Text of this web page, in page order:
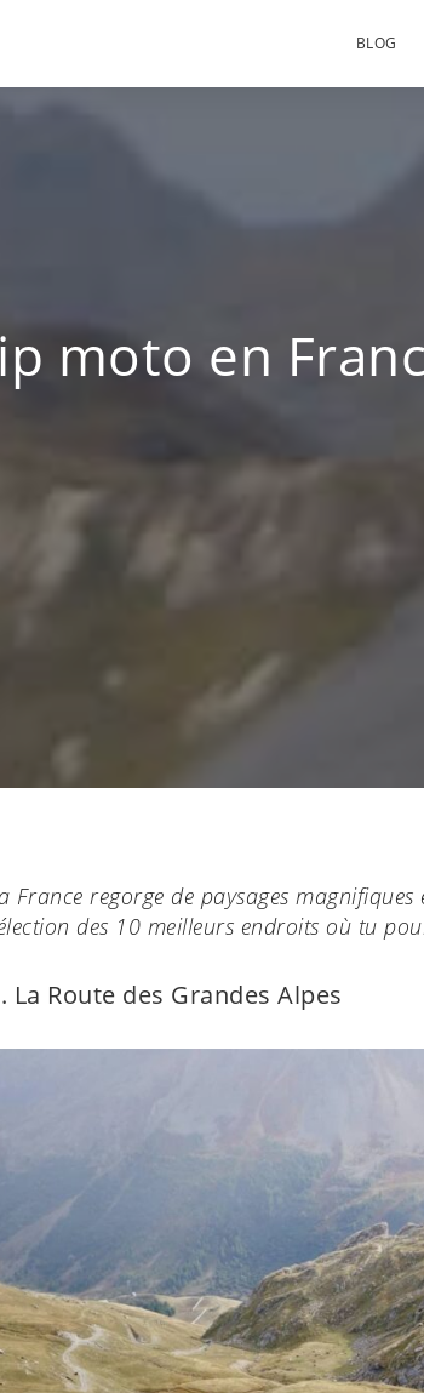
BLOG
moto en
France regorge de paysages
des 10 meilleurs endroits où tu
La Route des Grandes Alpes